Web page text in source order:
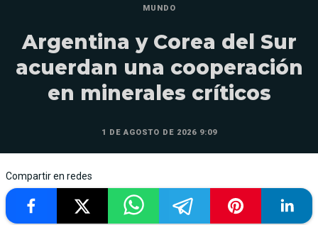
MUNDO
Argentina y Corea del Sur
acuerdan una cooperación
en minerales críticos
1 DE AGOSTO DE 2026 9:09
Compartir en redes